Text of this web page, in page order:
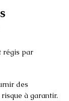
régis par
des
à garantir.